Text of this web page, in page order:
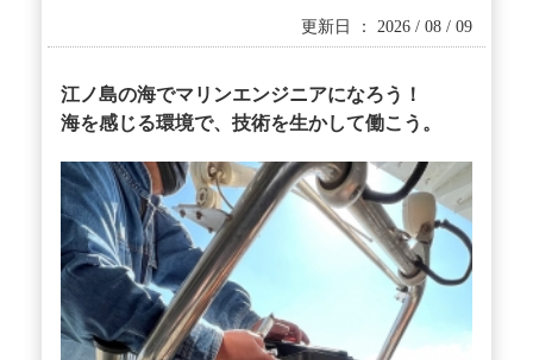
更新日 ： 2026 / 08 / 09
江ノ島の海でマリンエンジニアになろう！
海を感じる環境で、技術を生かして働こう。